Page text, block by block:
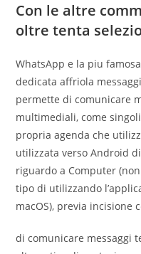
Con le altre
oltre tenta
WhatsApp e la piu
dedicata affriola
permette di comunicare
multimediali, come
propria agenda che
utilizzata verso Android
riguardo a Computer
tipo di utilizzando
macOS), previa incisione
di comunicare messaggi